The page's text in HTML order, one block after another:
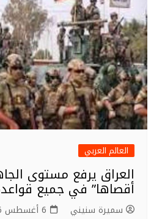
العالم العربي
العراق يرفع مستوى
أقصاها” في جميع
سميرة سنيني 6 أغسطس 2026